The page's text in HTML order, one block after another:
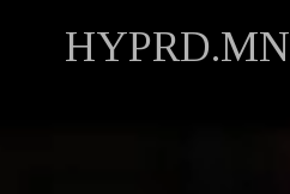
HYPRD.MN